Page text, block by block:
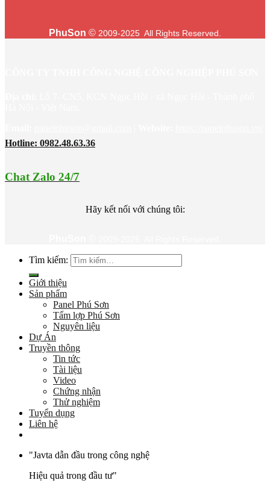
PhuSon © 2009-2025 All Rights Reserved.
Hotline: 0982.48.63.36
Chat Zalo 24/7
Hãy kết nối với chúng tôi:
Tìm kiếm:
Giới thiệu
Sản phẩm
Panel Phú Sơn
Tấm lợp Phú Sơn
Nguyên liệu
Dự Án
Truyền thông
Tin tức
Tài liệu
Video
Chứng nhận
Thử nghiệm
Tuyển dụng
Liên hệ
"Javta dẫn đầu trong công nghệ
Hiệu quả trong đầu tư"